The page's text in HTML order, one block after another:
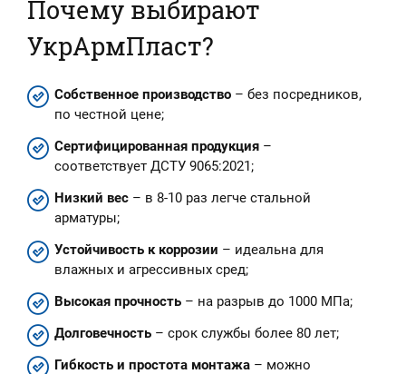
Почему выбирают
УкрАрмПласт?
Собственное производство – без посредников,
по честной цене;
Сертифицированная продукция –
соответствует ДСТУ 9065:2021;
Низкий вес – в 8-10 раз легче стальной
арматуры;
Устойчивость к коррозии – идеальна для
влажных и агрессивных сред;
Высокая прочность – на разрыв до 1000 МПа;
Долговечность – срок службы более 80 лет;
Гибкость и простота монтажа – можно